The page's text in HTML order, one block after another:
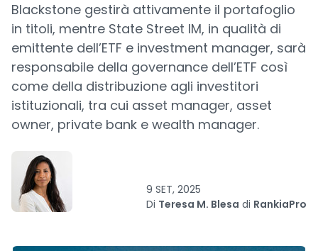
Blackstone gestirà attivamente il portafoglio
in titoli, mentre State Street IM, in qualità di
emittente dell’ETF e investment manager, sarà
responsabile della governance dell’ETF così
come della distribuzione agli investitori
istituzionali, tra cui asset manager, asset
owner, private bank e wealth manager.
9 SET, 2025
Di Teresa M. Blesa di RankiaPro